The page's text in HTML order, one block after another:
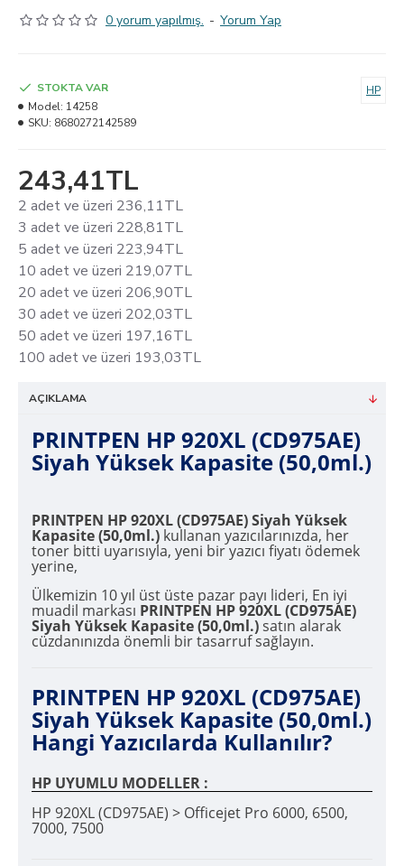
0 yorum yapılmış. - Yorum Yap
243,41TL
2 adet ve üzeri 236,11TL
3 adet ve üzeri 228,81TL
5 adet ve üzeri 223,94TL
10 adet ve üzeri 219,07TL
20 adet ve üzeri 206,90TL
30 adet ve üzeri 202,03TL
50 adet ve üzeri 197,16TL
100 adet ve üzeri 193,03TL
STOKTA VAR
Model: 14258
SKU: 8680272142589
HP
AÇIKLAMA
PRINTPEN HP 920XL (CD975AE)
Siyah Yüksek Kapasite (50,0ml.)
PRINTPEN HP 920XL (CD975AE) Siyah Yüksek
Kapasite (50,0ml.) kullanan yazıcılarınızda, her
toner bitti uyarısıyla, yeni bir yazıcı fiyatı ödemek
yerine,
Ülkemizin 10 yıl üst üste pazar payı lideri, En iyi
muadil markası PRINTPEN HP 920XL (CD975AE)
Siyah Yüksek Kapasite (50,0ml.)satın alarak
cüzdanınızda önemli bir tasarruf sağlayın.
PRINTPEN HP 920XL (CD975AE)
Siyah Yüksek Kapasite (50,0ml.)
Hangi Yazıcılarda Kullanılır?
HP UYUMLU MODELLER :
HP 920XL (CD975AE) > Officejet Pro 6000, 6500,
7000, 7500